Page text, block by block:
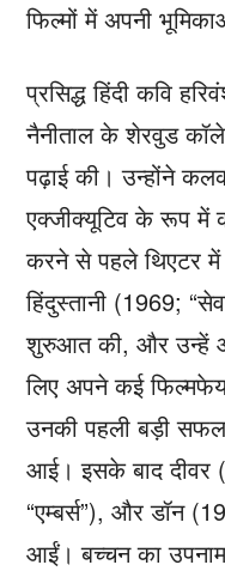
फिल्मों में अपनी
प्रसिद्ध हिंदी कवि
नैनीताल के शेरवुड
पढ़ाई की। उन्होंने
एक्जीक्यूटिव के रूप में
करने से पहले थिएटर में
हिंदुस्तानी (1969;
शुरुआत की, और उन्हें
लिए अपने कई
उनकी पहली बड़ी
आई। इसके बाद दीवर
“एम्बर्स”), और डॉन
आईं। बच्चन का उपनाम